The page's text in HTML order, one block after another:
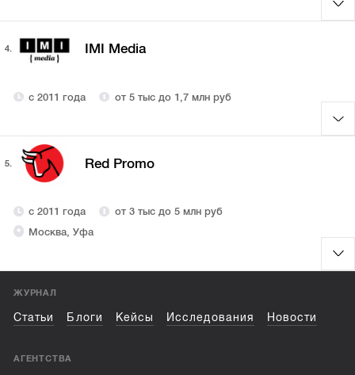
4. IMI Media
с 2011 года от 5 тыс до 1,7 млн руб
5. Red Promo
с 2011 года
от 3 тыс до 5 млн руб
Москва, Уфа
ЖУРНАЛ
Статьи Блоги Кейсы Исследования Новости
АГЕНТСТВА